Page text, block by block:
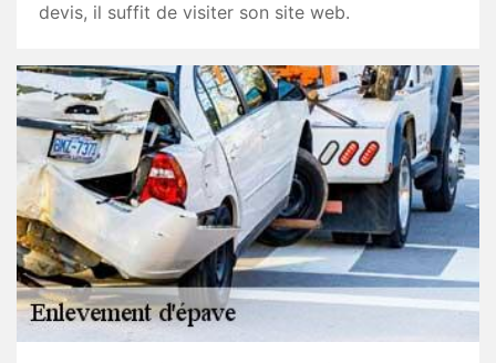
devis, il suffit de visiter son site web.